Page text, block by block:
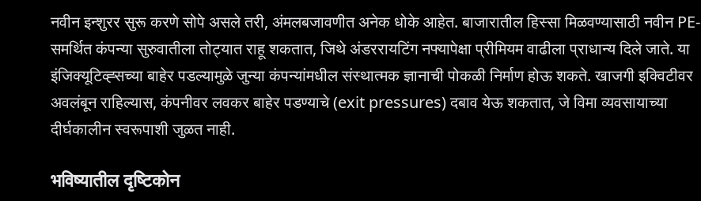
नवीन इन्शुरर सुरू करणे सोपे असले तरी, अंमलबजावणीत अनेक धोके आहेत. बाजारातील हिस्सा मिळवण्यासाठी नवीन PE-
समर्थित कंपन्या सुरुवातीला तोट्यात राहू शकतात, जिथे अंडररायटिंग नफ्यापेक्षा प्रीमियम वाढीला प्राधान्य दिले जाते. या
इंजिक्यूटिव्ह्सच्या बाहेर पडल्यामुळे जुन्या कंपन्यांमधील संस्थात्मक ज्ञानाची पोकळी निर्माण होऊ शकते. खाजगी इक्विटीवर
अवलंबून राहिल्यास, कंपनीवर लवकर बाहेर पडण्याचे (exit pressures) दबाव येऊ शकतात, जे विमा व्यवसायाच्या
दीर्घकालीन स्वरूपाशी जुळत नाही.
भविष्यातील दृष्टिकोन